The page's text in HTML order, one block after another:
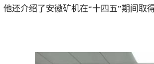
他还介绍了安徽矿机在“十四五”期间取